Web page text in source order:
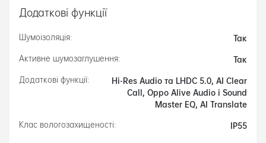
Додаткові функції
Шумоізоляція: Так
Активне шумозаглушення: Так
Додаткові функції: Hi-Res Audio та LHDC 5.0, AI Clear
Call, Oppo Alive Audio і Sound
Master EQ, AI Translate
Клас вологозахищеності: IP55